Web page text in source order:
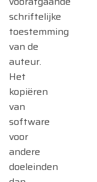
schriftelijke
toestemming
van de
auteur.
Het
kopiëren
van
software
voor
andere
doeleinden